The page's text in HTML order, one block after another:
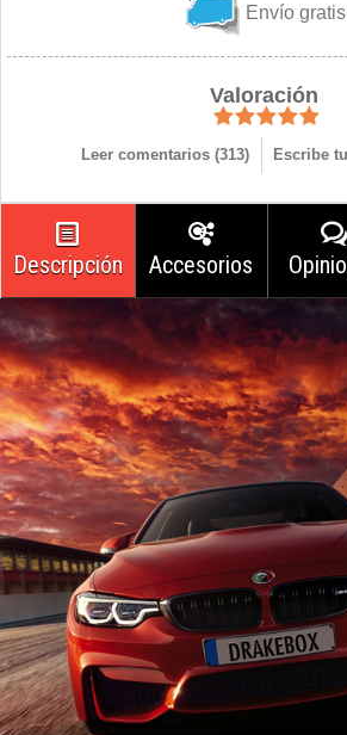
Envío
Valoración
Leer comentarios (313) Escribe
Descripción Accesorios